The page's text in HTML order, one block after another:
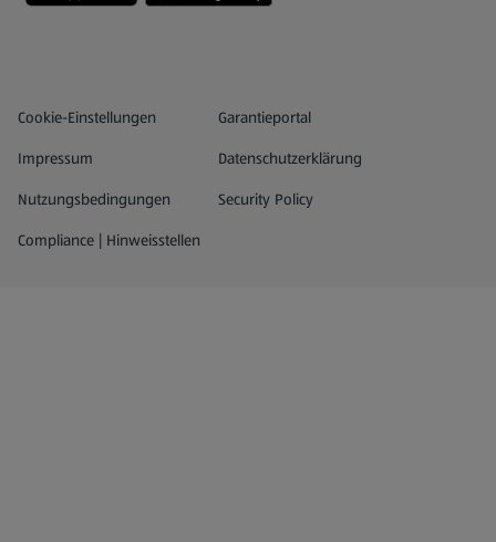
Datenschutz- und Richtlinienmenü
Cookie-Einstellungen Garantieportal
(öffnet in einem neuen Tab)
Impressum
Datenschutzerklärung
Nutzungsbedingungen
Security Policy
Compliance | Hinweisstellen